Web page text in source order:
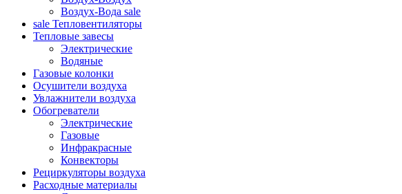
Воздух-Вода sale
sale Тепловентиляторы
Тепловые завесы
Электрические
Водяные
Газовые колонки
Осушители воздуха
Увлажнители воздуха
Обогреватели
Электрические
Газовые
Инфракрасные
Конвекторы
Рециркуляторы воздуха
Расходные материалы